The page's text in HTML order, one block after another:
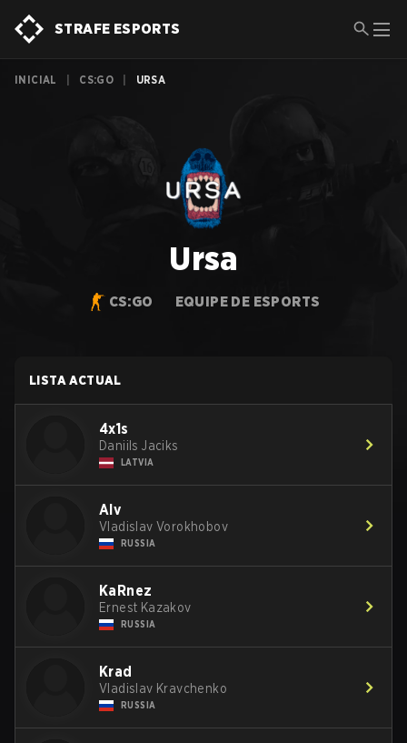
STRAFE ESPORTS
INICIAL CS:GO URSA
Ursa
CS:GO EQUIPE DE ESPORTS
LISTA ACTUAL
4x1s
Daniils Jaciks
LATVIA
Alv
Vladislav Vorokhobov
RUSSIA
KaRnez
Ernest Kazakov
RUSSIA
Krad
Vladislav Kravchenko
RUSSIA